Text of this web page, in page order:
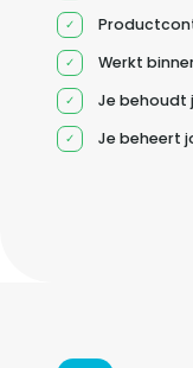
Werkt
Je behoudt
Je beheert